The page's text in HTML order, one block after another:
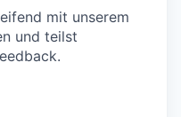
mit unserem
und teilst